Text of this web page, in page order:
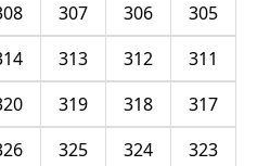
305
306
307
311
312
313
317
318
319
323
324
325